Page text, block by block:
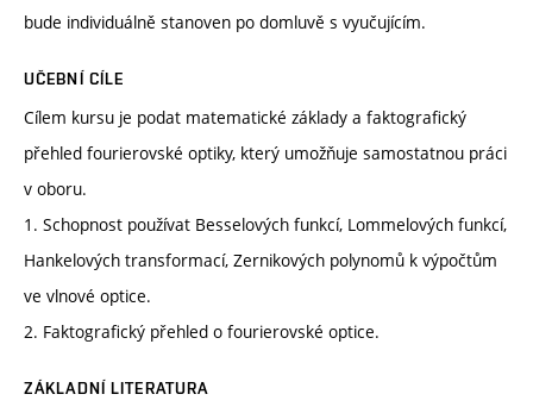
bude individuálně stanoven po domluvě s vyučujícím.
UČEBNÍ CÍLE
Cílem kursu je podat matematické základy a faktografický
přehled fourierovské optiky, který umožňuje samostatnou práci
v oboru.
1. Schopnost používat Besselových funkcí, Lommelových funkcí,
Hankelových transformací, Zernikových polynomů k výpočtům
ve vlnové optice.
2. Faktografický přehled o fourierovské optice.
ZÁKLADNÍ LITERATURA